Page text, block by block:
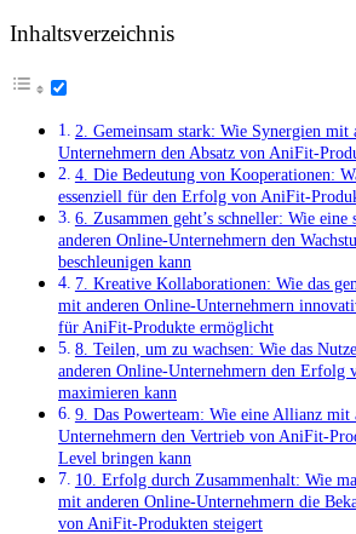
Inhaltsverzeichnis
2. Gemeinsam stark: ‍Wie Synergien‍ mit
Unternehmern⁤ den Absatz von AniFit-
4.‍ Die Bedeutung von ⁢Kooperationen:
essenziell für den Erfolg von AniFit-
6. Zusammen geht’s schneller: ⁤Wie
⁢anderen Online-Unternehmern den
beschleunigen kann
7. Kreative Kollaborationen: Wie das
mit anderen Online-Unternehmern
für AniFit-Produkte ermöglicht
8. Teilen, um⁢ zu wachsen: Wie das⁣
⁤anderen ⁤Online-Unternehmern ‌den Erfolg‍
maximieren⁢ kann
9. Das Powerteam: Wie eine Allianz mit
Unternehmern den Vertrieb von AniFit-
Level bringen⁤ kann
10. ​Erfolg durch Zusammenhalt: Wie
mit anderen Online-Unternehmern ‍die​
von AniFit-Produkten steigert